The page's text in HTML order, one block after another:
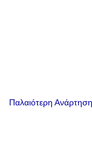
Παλαιότερη Ανάρτηση